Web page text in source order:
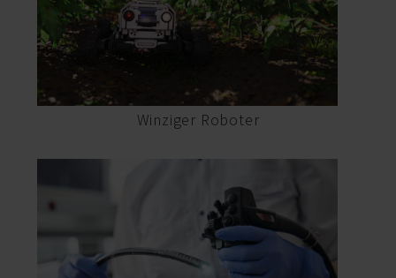
Winziger Roboter